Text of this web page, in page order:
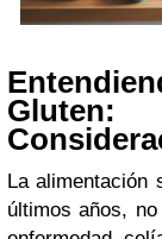
La alimentación
últimos años,